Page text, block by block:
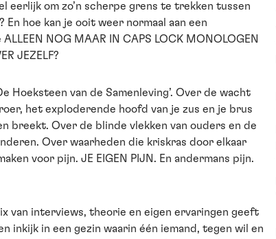
eerlijk om zo’n scherpe grens te trekken tussen
En hoe kan je ooit weer normaal aan een
NOG MAAR IN CAPS LOCK MONOLOGEN
JEZELF?
Hoeksteen van de Samenleving’. Over de wacht
het exploderende hoofd van je zus en je brus
breekt. Over de blinde vlekken van ouders en de
Over waarheden die kriskras door elkaar
voor pijn. JE EIGEN PIJN. En andermans pijn.
van interviews, theorie en eigen ervaringen geeft
inkijk in een gezin waarin één iemand, tegen wil en